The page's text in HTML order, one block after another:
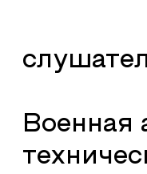
Военная